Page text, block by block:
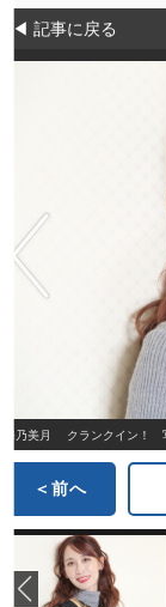
◀ 記事に戻る
海乃美月 クランクイン！
＜前へ